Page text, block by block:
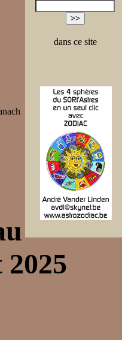
dans ce site